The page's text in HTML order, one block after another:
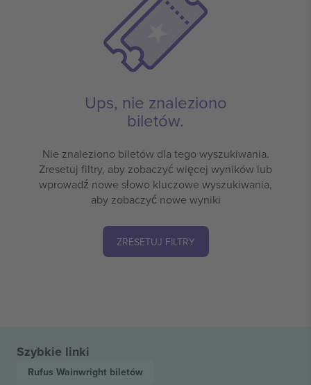
Ups, nie znaleziono
biletów.
Nie znaleziono biletów dla tego wyszukiwania.
Zresetuj filtry, aby zobaczyć więcej wyników lub
wprowadź nowe słowo kluczowe wyszukiwania,
aby zobaczyć nowe wyniki
ZRESETUJ FILTRY
Szybkie linki
Rufus Wainwright biletów